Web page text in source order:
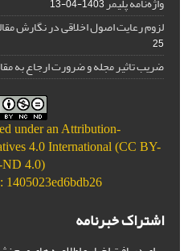
1403-04-13
لزوم رعایت اصول اخلاقی در نگارش
25
ضریب تاثیر مجله و ضرورت ارجاع به
under an Attribution-
4.0 International (CC BY-
4.0)
اشتراک خبرنامه